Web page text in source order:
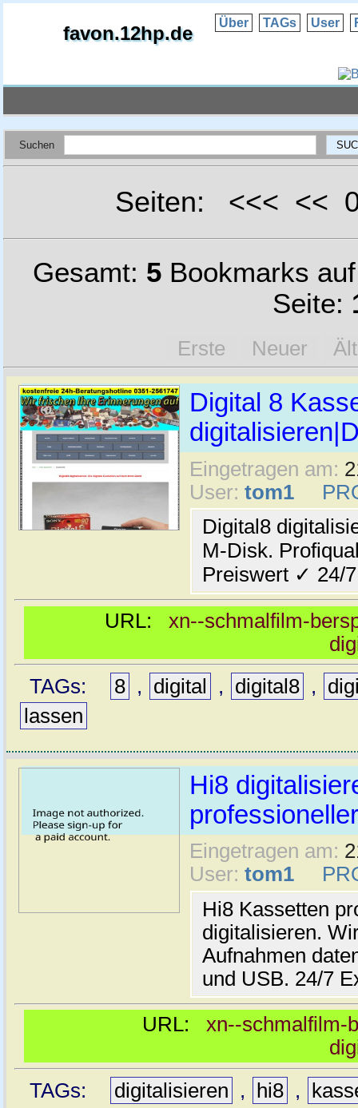
favon.12hp.de Über TAGs User
Suchen
Seiten: <<< <<
Gesamt: 5Bookmarks
Seite:
Erste Neuer
Digital 8
Eingetragen am:
User: tom1
Digital8
M-Disk.
Preiswert ✓ 24/
URL: xn--schmalfilm-
TAGs:
8 , digital , digital8 ,
lassen
Hi8
Eingetragen am:
User: tom1
Hi8 Kassetten
digitalisieren.
Aufnahmen
und USB. 24/7
URL: xn--schmalfilm-
TAGs:
digitalisieren , hi8 ,